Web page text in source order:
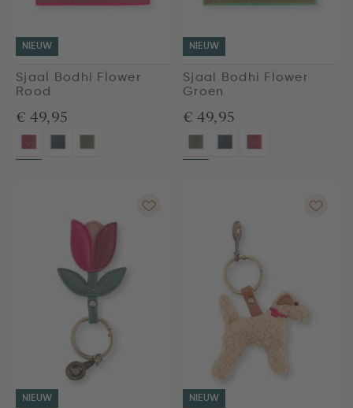
NIEUW
Sjaal Bodhi Flower
Rood
€ 49,95
NIEUW
Sjaal Bodhi Flower
Groen
€ 49,95
NIEUW NIEUW